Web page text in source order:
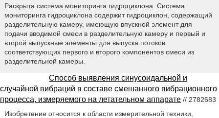
Раскрыта система мониторинга гидроциклона. Система
мониторинга гидроциклона содержит гидроциклон, содержащий
разделительную камеру, имеющую впускной элемент для
подачи вводимой смеси в разделительную камеру и первый и
второй выпускные элементы для выпуска потоков
соответствующих первого и второго компонентов смеси из
разделительной камеры.
Способ выявления синусоидальной и
случайной вибраций в составе смешанного вибрационного
процесса, измеряемого на летательном аппарате // 2782683
Изобретение относится к области измерительной техники,